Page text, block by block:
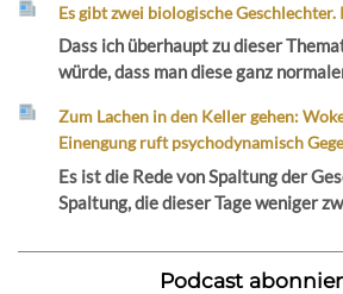
Es gibt zwei biologische
Dass ich überhaupt zu dieser
würde, dass man diese ganz
Zum Lachen in den Keller gehen:
Einengung ruft psychodynamisch
Es ist die Rede von Spaltung der
Spaltung, die dieser Tage weniger
Podcast